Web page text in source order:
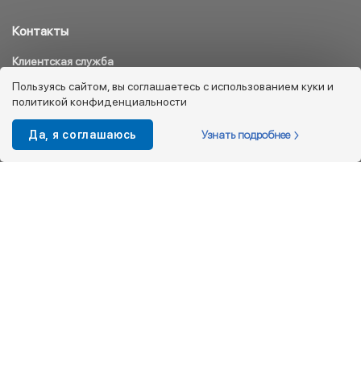
Контакты
Клиентская служба
8 800 333 08 45
info@kotofey.ru
Магазины в Москва (50)
Пользуясь сайтом, вы соглашаетесь с использованием куки и
политикой конфиденциальности
Да, я соглашаюсь Узнать подробнее